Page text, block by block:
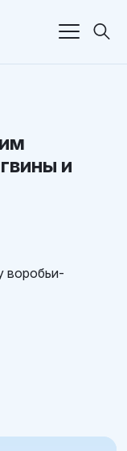
и
воробьи-